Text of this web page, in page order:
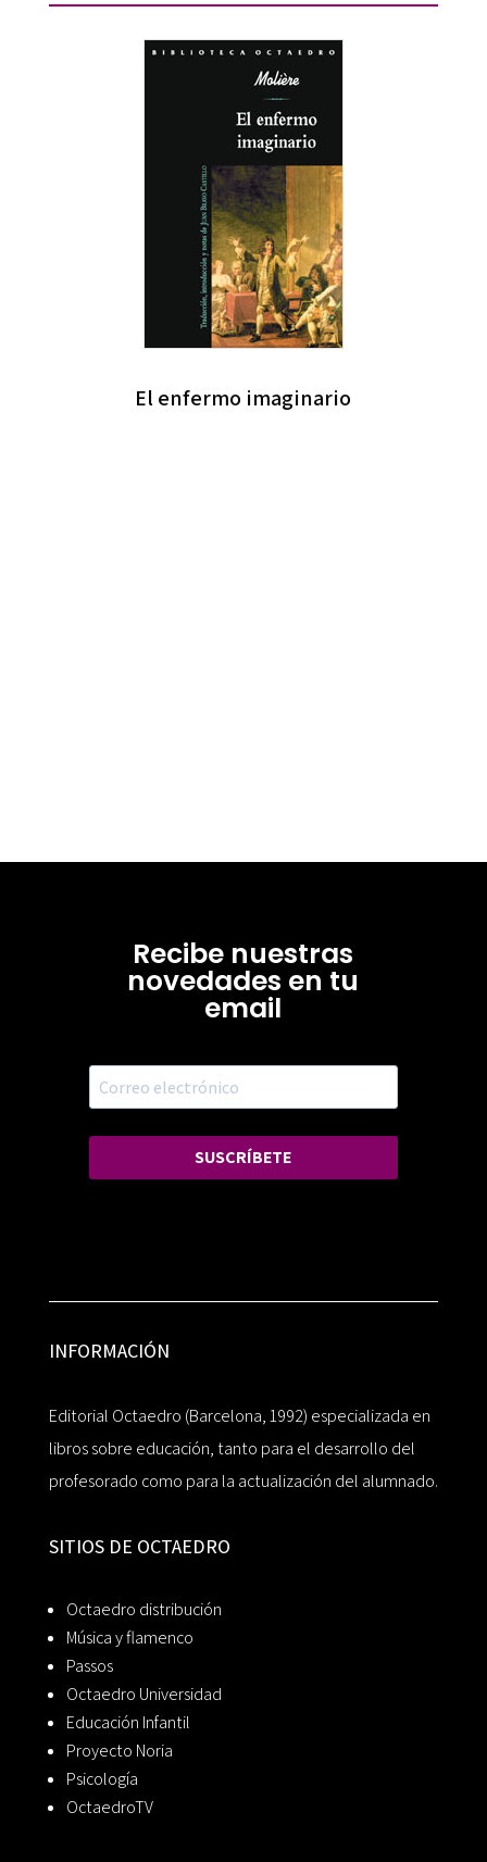
El enfermo imaginario
Recibe nuestras
novedades en tu
email
SUSCRÍBETE
INFORMACIÓN
Editorial Octaedro (Barcelona, 1992) especializada en
libros sobre educación, tanto para el desarrollo del
profesorado como para la actualización del alumnado.
SITIOS DE OCTAEDRO
Octaedro distribución
Música y flamenco
Passos
Octaedro Universidad
Educación Infantil
Proyecto Noria
Psicología
OctaedroTV